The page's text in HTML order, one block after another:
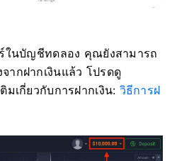
ในบัญชีทดลอง คุณยังสามารถ
ากฝากเงินแล้ว โปรดดู
มเกี่ยวกับการฝากเงิน: วิธีการฝ